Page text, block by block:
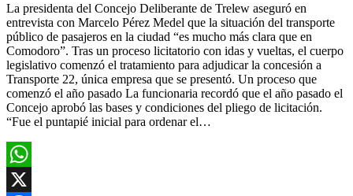
La presidenta del Concejo Deliberante de Trelew aseguró en
entrevista con Marcelo Pérez Medel que la situación del transporte
público de pasajeros en la ciudad “es mucho más clara que en
Comodoro”. Tras un proceso licitatorio con idas y vueltas, el cuerpo
legislativo comenzó el tratamiento para adjudicar la concesión a
Transporte 22, única empresa que se presentó. Un proceso que
comenzó el año pasado La funcionaria recordó que el año pasado el
Concejo aprobó las bases y condiciones del pliego de licitación.
“Fue el puntapié inicial para ordenar el…
WhatsApp